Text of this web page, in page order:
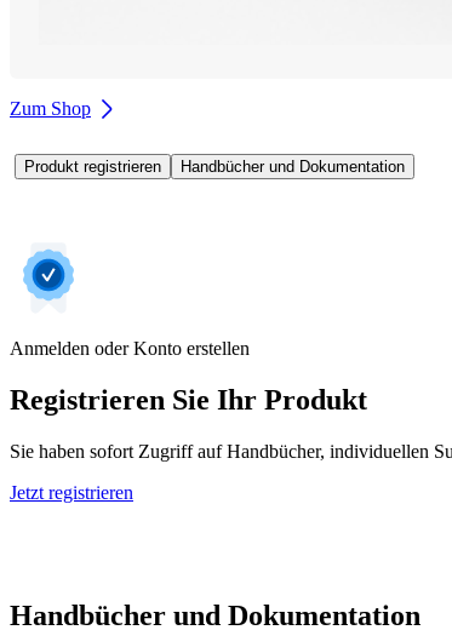
Zum Shop
Produkt registrieren Handbücher und Dokumentation
Anmelden oder Konto erstellen
Registrieren Sie Ihr Produkt
Sie haben sofort Zugriff auf Handbücher, individuellen
Jetzt registrieren
Handbücher und Dokumentation